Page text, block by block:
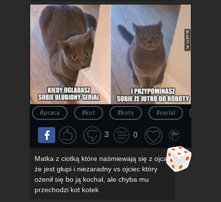
#praca #kot #koty #serial
3 0
Matka z ciotką które naśmiewają się z ojca,
że jest głupi i niezaradny vs ojciec który
ożenił się bo ją kochał, ale chyba mu
przechodzi kot kotek